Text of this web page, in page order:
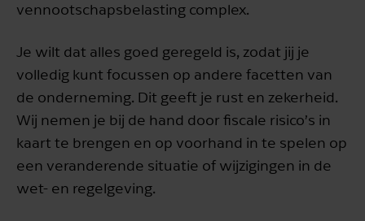
vennootschapsbelasting complex.
Je wilt dat alles goed geregeld is, zodat jij je
volledig kunt focussen op andere facetten van
de onderneming. Dit geeft je rust en zekerheid.
Wij nemen je bij de hand door fiscale risico’s in
kaart te brengen en op voorhand in te spelen op
een veranderende situatie of wijzigingen in de
wet- en regelgeving.